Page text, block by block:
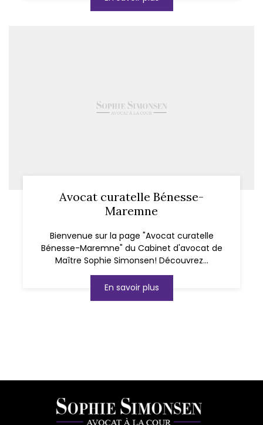
Avocat curatelle Bénesse-
Maremne
Bienvenue sur la page "Avocat curatelle
Bénesse-Maremne" du Cabinet d'avocat de
Maître Sophie Simonsen! Découvrez...
En savoir plus